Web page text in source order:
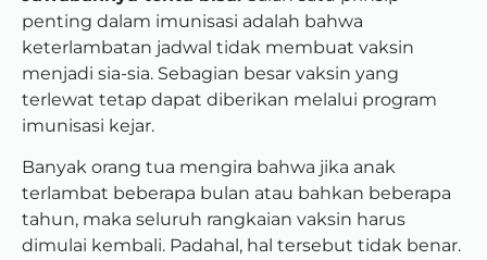
penting dalam imunisasi adalah bahwa
keterlambatan jadwal tidak membuat vaksin
menjadi sia-sia. Sebagian besar vaksin yang
terlewat tetap dapat diberikan melalui program
imunisasi kejar.
Banyak orang tua mengira bahwa jika anak
terlambat beberapa bulan atau bahkan beberapa
tahun, maka seluruh rangkaian vaksin harus
dimulai kembali. Padahal, hal tersebut tidak benar.